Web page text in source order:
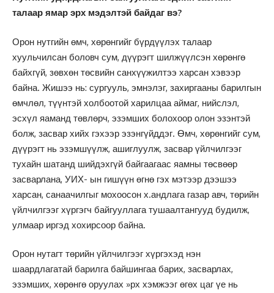
талаар ямар эрх мэдэлтэй байдаг вэ?
Орон нутгийн өмч, хөрөнгийг бүрдүүлэх талаар
хуульчилсан боловч сум, дүүрэгт шилжүүлсэн хөрөнгө
байхгүй, зөвхөн төсвийн санхүүжилтээ харсан хэвээр
байна. Жишээ нь: сургууль, эмнэлэг, захиргааны барилгын
өмчлөл, түүнтэй холбоотой харилцаа аймаг, нийслэл,
эсхүл яаманд төвлөрч, эзэмших болохоор олон эзэнтэй
болж, засвар хийх гэхээр эзэнгүйддэг. Өмч, хөрөнгийг сум,
дүүрэгт нь эзэмшүүлж, ашиглуулж, засвар үйлчилгээг
тухайн шатанд шийдэхгүй байгаагаас яамны төсвөөр
засварлана, УИХ- ын гишүүн өгнө гэх мэтээр дээшээ
харсан, санаачилгыг мохоосон х.андлага газар авч, төрийн
үйлчилгээг хүргэгч байгууллага тушаалтангууд будилж,
улмаар иргэд хохирсоор байна.
Орон нутагт төрийн үйлчилгээг хүргэхэд нэн
шаардлагатай барилга байшингаа барих, засварлах,
эзэмших, хөрөнгө оруулах »рх хэмжээг өгөх цаг үе нь